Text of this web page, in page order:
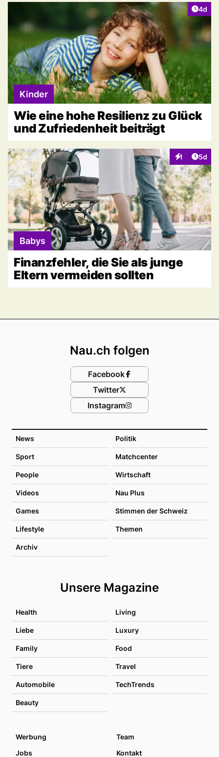
4d
Kinder
Wie eine hohe Resilienz zu Glück
und Zufriedenheit beiträgt
1
Interaktionen
5d
Babys
Finanzfehler, die Sie als junge
Eltern vermeiden sollten
News Politik
Sport Matchcenter
People Wirtschaft
Videos Nau Plus
Games Stimmen der Schweiz
Lifestyle Themen
Archiv
Unsere Magazine
Health Living
Liebe Luxury
Family Food
Tiere Travel
Automobile TechTrends
Beauty
Nau.ch folgen
Facebook
Twitter
Instagram
Werbung
Team
Jobs
Kontakt